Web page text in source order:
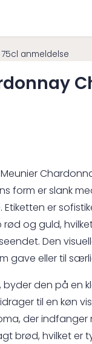
anmeldelse
form er slank
er
og guld,
Den
gave eller til
den på en
til en køn
der
brød, hvilket er